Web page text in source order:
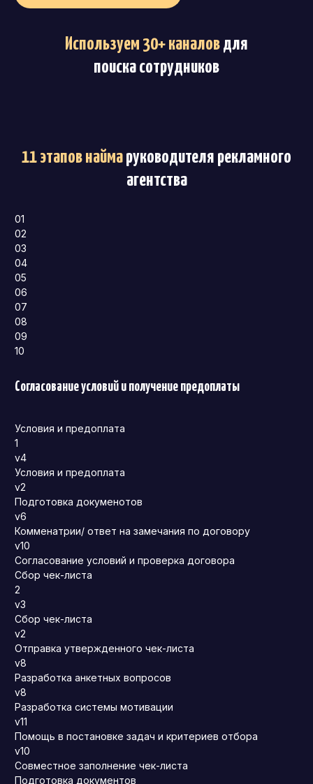
Используем 30+ каналовдля
поиска сотрудников
11 этапов наймаруководителя рекламного
агентства
01
02
03
04
05
06
07
08
09
10
Согласование условий и получение предоплаты
Условия и предоплата
1
v4
Условия и предоплата
v2
Подготовка докуменотов
v6
Комменатрии/ ответ на замечания по договору
v10
Согласование условий и проверка договора
Сбор чек-листа
2
v3
Сбор чек-листа
v2
Отправка утвержденного чек-листа
v8
Разработка анкетных вопросов
v8
Разработка системы мотивации
v11
Помощь в постановке задач и критериев отбора
v10
Совместное заполнение чек-листа
Подготовка документов